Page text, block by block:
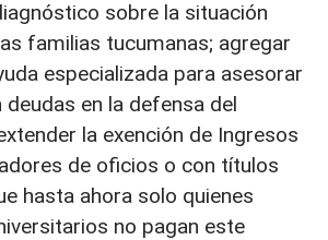
sobre la situación
familias tucumanas; agregar
especializada para asesorar
en la defensa del
la exención de Ingresos
de oficios o con títulos
hasta ahora solo quienes
no pagan este